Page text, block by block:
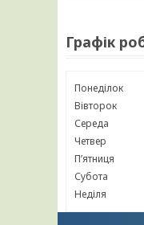
Графік
Понеділок
Вівторок
Середа
Четвер
Пʼятниця
Субота
Неділя